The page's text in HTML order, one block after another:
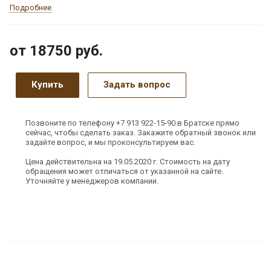
Подробнее
от 18750 руб.
Купить Задать вопрос
Позвоните по телефону +7 913 922-15-90 в Братске прямо
сейчас, чтобы сделать заказ. Закажите обратный звонок или
задайте вопрос, и мы проконсультируем вас.
Цена действительна на 19.05.2020 г. Стоимость на дату
обращения может отличаться от указанной на сайте.
Уточняйте у менеджеров компании.